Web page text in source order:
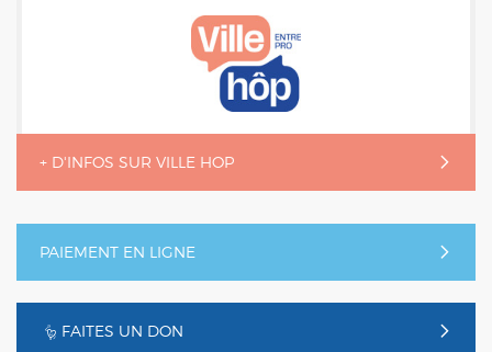
+ D'INFOS SUR VILLE HOP
PAIEMENT EN LIGNE
FAITES UN DON